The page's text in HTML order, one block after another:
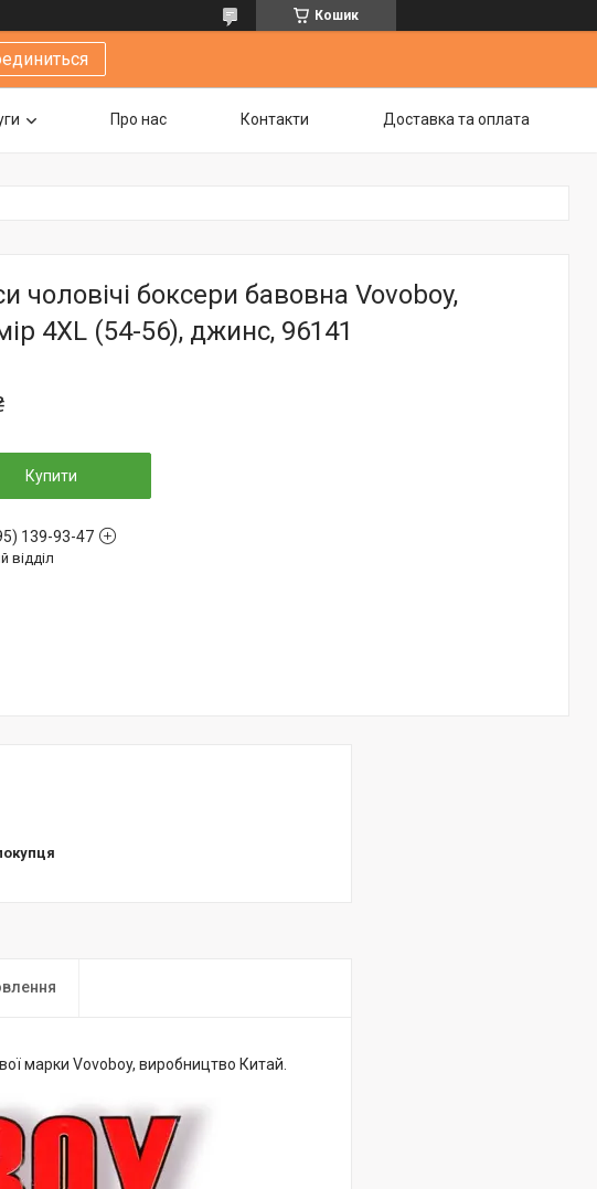
Кошик
Про нас Контакти Доставка та оплата
чоловічі боксери бавовна Vovoboy,
4XL (54-56), джинс, 96141
Купити
139-93-47
відділ
марки Vovoboy, виробництво Китай.